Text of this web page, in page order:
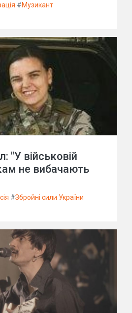
#Музикант
"У військовій
не вибачають
#Збройні сили України